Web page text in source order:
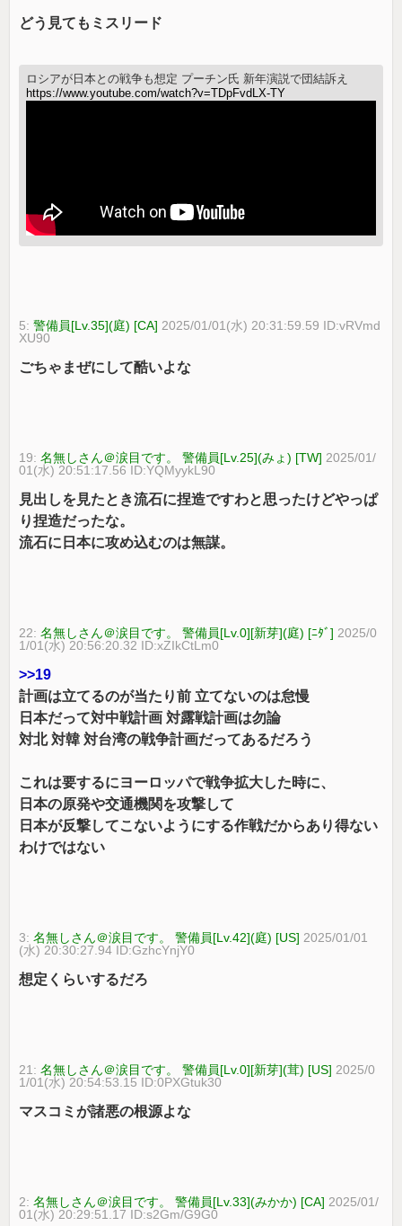
どう見てもミスリード
ロシアが日本との戦争も想定 プーチン氏 新年演説で団結訴え
https://www.youtube.com/watch?v=TDpFvdLX-TY
5:警備員[Lv.35](庭) [CA] 2025/01/01(水) 20:31:59.59 ID:vRVmd
XU90
ごちゃまぜにして酷いよな
19:名無しさん＠涙目です。 警備員[Lv.25](みょ) [TW] 2025/01/
01(水) 20:51:17.56 ID:YQMyykL90
見出しを見たとき流石に捏造ですわと思ったけどやっぱ
り捏造だったな。
流石に日本に攻め込むのは無謀。
22:名無しさん＠涙目です。 警備員[Lv.0][新芽](庭) [ﾆﾀﾞ] 2025/0
1/01(水) 20:56:20.32 ID:xZIkCtLm0
>>19
計画は立てるのが当たり前 立てないのは怠慢
日本だって対中戦計画 対露戦計画は勿論
対北 対韓 対台湾の戦争計画だってあるだろう
これは要するにヨーロッパで戦争拡大した時に、
日本の原発や交通機関を攻撃して
日本が反撃してこないようにする作戦だからあり得ない
わけではない
3:名無しさん＠涙目です。 警備員[Lv.42](庭) [US] 2025/01/01
(水) 20:30:27.94 ID:GzhcYnjY0
想定くらいするだろ
21:名無しさん＠涙目です。 警備員[Lv.0][新芽](茸) [US] 2025/0
1/01(水) 20:54:53.15 ID:0PXGtuk30
マスコミが諸悪の根源よな
2:名無しさん＠涙目です。 警備員[Lv.33](みかか) [CA] 2025/01/
01(水) 20:29:51.17 ID:s2Gm/G9G0